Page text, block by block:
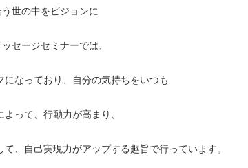
世の中をビジョンに
セージセミナーでは、
になっており、自分の気持ちをいつも
って、行動力が高まり、
、自己実現力がアップする趣旨で行っています。